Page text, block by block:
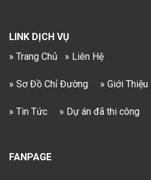
LINK DỊCH VỤ
» Trang Chủ
» Liên Hệ
» Sơ Đồ Chỉ Đường » Giới Thiệu
» Tin Tức » Dự án đã thi công
FANPAGE